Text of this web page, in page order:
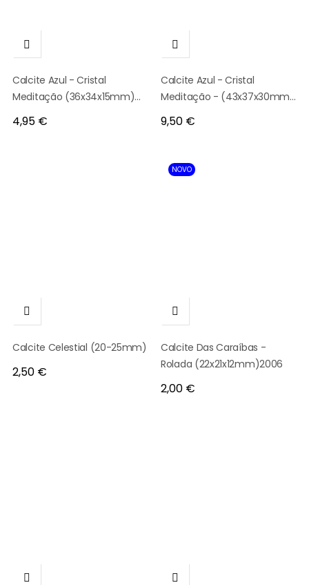

Calcite Azul - Cristal
Meditação (36x34x15mm)
183
Preço
4,95 €

Calcite Azul - Cristal
Meditação - (43x37x30mm)
8324
Preço
9,50 €

Calcite Celestial (20-25mm)
Preço
2,50 €
NOVO

Calcite Das Caraíbas -
Rolada (22x21x12mm)2006
Preço
2,00 €
 